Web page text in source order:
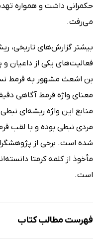
حکمرانی داشت و همواره
می‌رفت.
بیشتر گزارش‌های تاریخی،
فعالیت‌های یکی از داعیان و
بن اشعث مشهور به قرمط
معنای واژه قرمط آگاهی
منابع این واژه ریشه‌ای
مردی نبطی بوده و با لقب
شده است. برخی از
مأخوذ از کلمه کرمتا
است.
فهرست مطالب کتاب